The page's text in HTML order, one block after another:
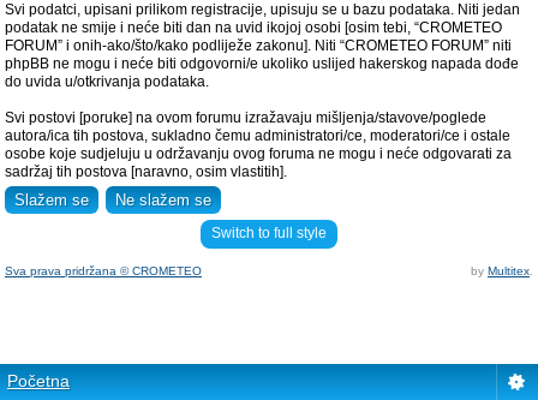
Svi podatci, upisani prilikom registracije, upisuju se u bazu podataka. Niti jedan
podatak ne smije i neće biti dan na uvid ikojoj osobi [osim tebi, “CROMETEO
FORUM” i onih-ako/što/kako podliježe zakonu]. Niti “CROMETEO FORUM” niti
phpBB ne mogu i neće biti odgovorni/e ukoliko uslijed hakerskog napada dođe
do uvida u/otkrivanja podataka.
Svi postovi [poruke] na ovom forumu izražavaju mišljenja/stavove/poglede
autora/ica tih postova, sukladno čemu administratori/ce, moderatori/ce i ostale
osobe koje sudjeluju u održavanju ovog foruma ne mogu i neće odgovarati za
sadržaj tih postova [naravno, osim vlastitih].
Switch to full style
Sva prava pridržana © CROMETEO by Multitex
Početna